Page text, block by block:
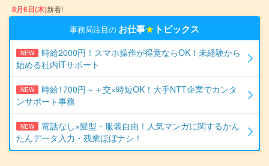
8月6日(木)新着!
事務局注目の お仕事★ トピックス
NEW
時給2000円！スマホ操作が得意ならOK！未経験から
始める社内ITサポート
NEW
時給1700円～＋交×時短OK！大手NTT企業でカンタ
ンサポート事務
NEW
電話なし×髪型・服装自由！人気マンガに関するかん
たんデータ入力・残業ほぼナシ！